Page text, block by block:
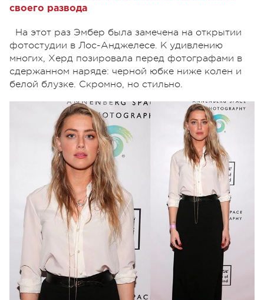
своего развода
На этот раз Эмбер была замечена на открытии
фотостудии в Лос-Анджелесе. К удивлению
многих, Херд позировала перед фотографами в
сдержанном наряде: черной юбке ниже колен и
белой блузке. Скромно, но стильно.